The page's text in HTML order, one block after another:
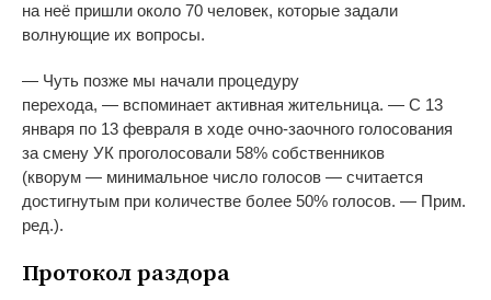
на неё пришли около 70 человек, которые задали
волнующие их вопросы.
— Чуть позже мы начали процедуру
перехода, — вспоминает активная жительница. — С 13
января по 13 февраля в ходе очно-заочного голосования
за смену УК проголосовали 58% собственников
(кворум — минимальное число голосов — считается
достигнутым при количестве более 50% голосов. — Прим.
ред.).
Протокол раздора